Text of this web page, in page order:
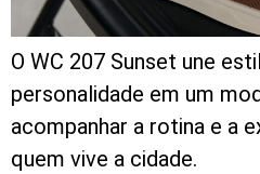
O WC 207 Sunset une
personalidade em um
acompanhar a rotina e a
quem vive a cidade.